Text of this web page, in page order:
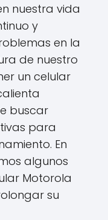
nuestra vida
y
en la
de nuestro
un celular
buscar
para
En
algunos
Motorola
su